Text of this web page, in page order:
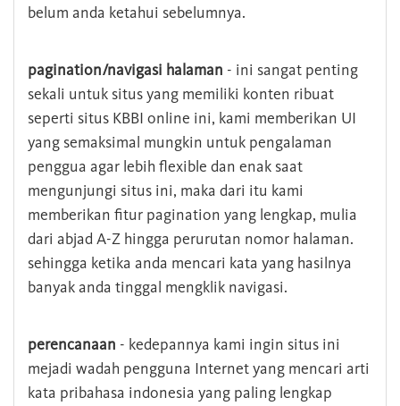
belum anda ketahui sebelumnya.
pagination/navigasi halaman - ini sangat penting
sekali untuk situs yang memiliki konten ribuat
seperti situs KBBI online ini, kami memberikan UI
yang semaksimal mungkin untuk pengalaman
penggua agar lebih flexible dan enak saat
mengunjungi situs ini, maka dari itu kami
memberikan fitur pagination yang lengkap, mulia
dari abjad A-Z hingga perurutan nomor halaman.
sehingga ketika anda mencari kata yang hasilnya
banyak anda tinggal mengklik navigasi.
perencanaan - kedepannya kami ingin situs ini
mejadi wadah pengguna Internet yang mencari arti
kata pribahasa indonesia yang paling lengkap